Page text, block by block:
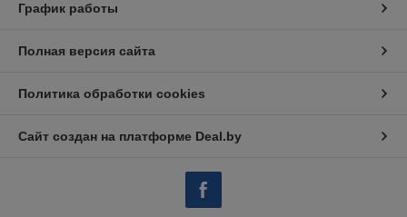
График работы
Полная версия сайта
Политика обработки cookies
Сайт создан на платформе Deal.by